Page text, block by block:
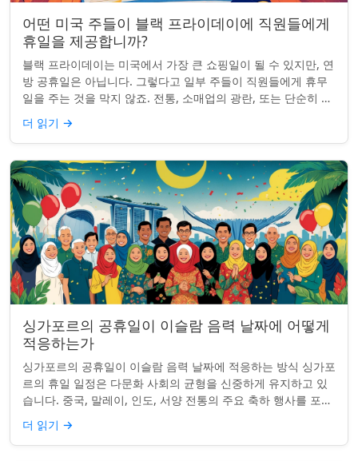
어떤 미국 주들이 블랙 프라이데이에 직원들에게
휴일을 제공합니까?
블랙 프라이데이는 미국에서 가장 큰 쇼핑일이 될 수 있지만, 연
방 공휴일은 아닙니다. 그렇다고 일부 주들이 직원들에게 휴무
일을 주는 것을 막지 않죠. 전통, 소매업의 광란, 또는 단순히 추
수감사절을 연장하는 것과 관...
더 읽기 →
싱가포르의 공휴일이 이슬람 음력 날짜에 어떻게
적응하는가
싱가포르의 공휴일이 이슬람 음력 날짜에 적응하는 방식 싱가포
르의 휴일 일정은 다문화 사회의 균형을 신중하게 유지하고 있
습니다. 중국, 말레이, 인도, 서양 전통의 주요 축하 행사를 포함
하여, 나라의 다양성을 반영합니...
더 읽기 →